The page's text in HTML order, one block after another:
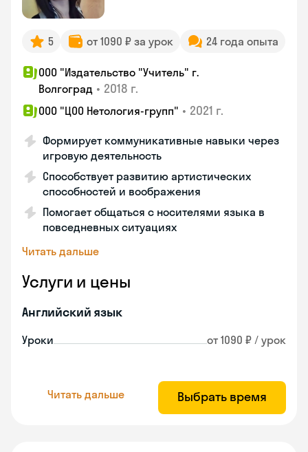
5 от 1090 ₽ за урок 24 года опыта
ООО "Издательство "Учитель" г.
Волгоград • 2018 г.
ООО "ЦОО Нетология-групп" • 2021 г.
Формирует коммуникативные навыки через
игровую деятельность
Способствует развитию артистических
способностей и воображения
Помогает общаться с носителями языка в
повседневных ситуациях
Читать дальше
Услуги и цены
Английский язык
Уроки от 1090 ₽ / урок
Читать дальше Выбрать время